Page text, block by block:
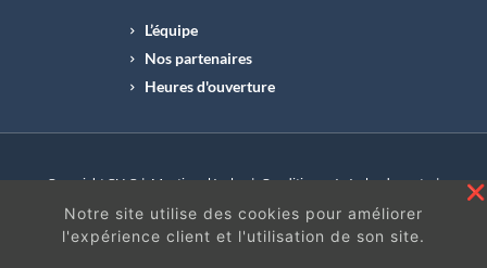
L’équipe
Nos partenaires
Heures d'ouverture
Copyright CLI © | Mentions légales | Conditions générales de vente |
N°Entreprise : BE0414.742.009 |
BE50 0012 6285 4518
Notre site utilise des cookies pour améliorer
l'expérience client et l'utilisation de son site.